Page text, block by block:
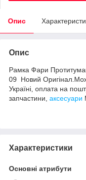
Опис
Опис
Рамка Фари
09 Новий
Україні, оплата на
запчастини, аксесуари
Характеристики
Основні атрибути